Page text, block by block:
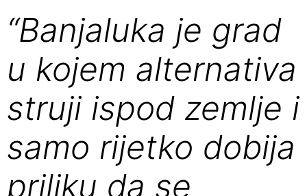
“Banjaluka je grad
u kojem alternativa
struji ispod zemlje i
samo rijetko dobija
priliku da se